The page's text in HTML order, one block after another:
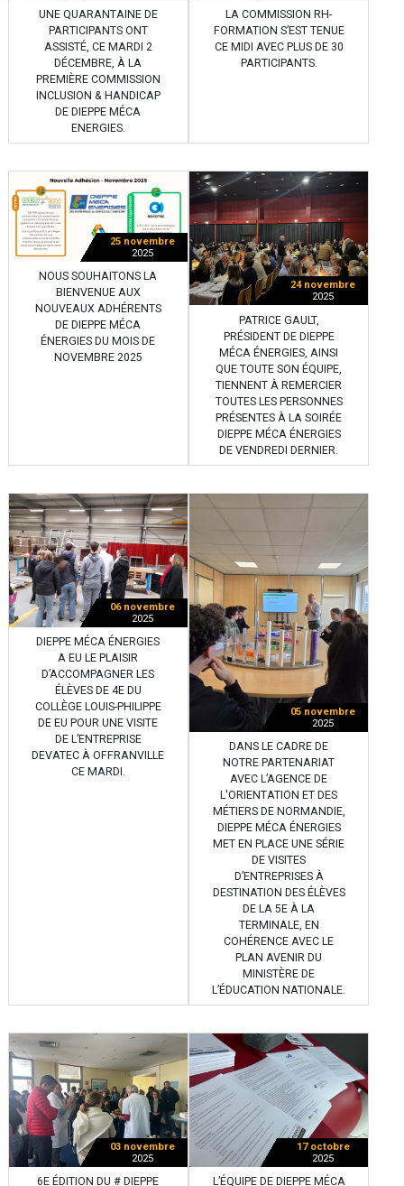
UNE QUARANTAINE DE
PARTICIPANTS ONT
ASSISTÉ, CE MARDI 2
DÉCEMBRE, À LA
PREMIÈRE COMMISSION
INCLUSION & HANDICAP
DE DIEPPE MÉCA
ENERGIES.
LA COMMISSION RH-
FORMATION S’EST TENUE
CE MIDI AVEC PLUS DE 30
PARTICIPANTS.
25 novembre
2025
NOUS SOUHAITONS LA
BIENVENUE AUX
NOUVEAUX ADHÉRENTS
DE DIEPPE MÉCA
ÉNERGIES DU MOIS DE
NOVEMBRE 2025
24 novembre
2025
PATRICE GAULT,
PRÉSIDENT DE DIEPPE
MÉCA ÉNERGIES, AINSI
QUE TOUTE SON ÉQUIPE,
TIENNENT À REMERCIER
TOUTES LES PERSONNES
PRÉSENTES À LA SOIRÉE
DIEPPE MÉCA ÉNERGIES
DE VENDREDI DERNIER.
06 novembre
2025
DIEPPE MÉCA ÉNERGIES
A EU LE PLAISIR
D’ACCOMPAGNER LES
ÉLÈVES DE 4E DU
COLLÈGE LOUIS-PHILIPPE
DE EU POUR UNE VISITE
DE L’ENTREPRISE
DEVATEC À OFFRANVILLE
CE MARDI.
05 novembre
2025
DANS LE CADRE DE
NOTRE PARTENARIAT
AVEC L’AGENCE DE
L'ORIENTATION ET DES
MÉTIERS DE NORMANDIE,
DIEPPE MÉCA ÉNERGIES
MET EN PLACE UNE SÉRIE
DE VISITES
D’ENTREPRISES À
DESTINATION DES ÉLÈVES
DE LA 5E À LA
TERMINALE, EN
COHÉRENCE AVEC LE
PLAN AVENIR DU
MINISTÈRE DE
L’ÉDUCATION NATIONALE.
03 novembre
2025
6E ÉDITION DU # DIEPPE
17 octobre
2025
L’ÉQUIPE DE DIEPPE MÉCA